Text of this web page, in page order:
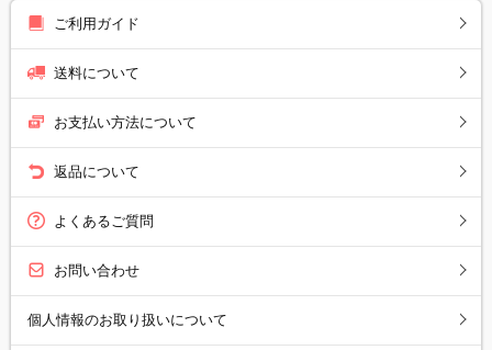
ご利用ガイド
送料について
お支払い方法について
返品について
よくあるご質問
お問い合わせ
個人情報のお取り扱いについて